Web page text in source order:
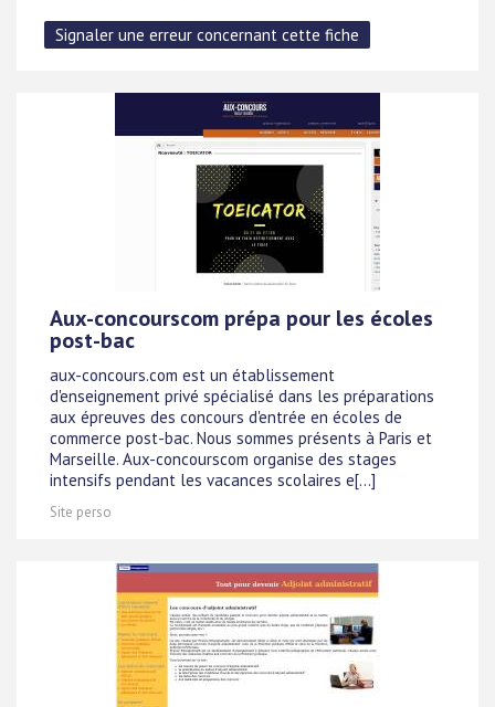
Aux-concourscom prépa pour les écoles
post-bac
aux-concours.com est un établissement
d'enseignement privé spécialisé dans les préparations
aux épreuves des concours d'entrée en écoles de
commerce post-bac. Nous sommes présents à Paris et
Marseille. Aux-concourscom organise des stages
intensifs pendant les vacances scolaires e[...]
Site perso